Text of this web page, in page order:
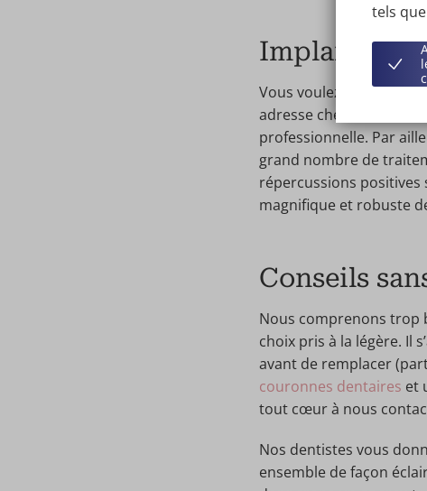
Implants
Vous voulez bien
adresse chez Wellness
professionnelle. Par
grand nombre de
répercussions positives
magnifique et robuste
Conseils
Nous comprenons trop
choix pris à la légère. Il
avant de remplacer
couronnes dentaires et
tout cœur à nous
Nos dentistes vous
ensemble de façon
tels